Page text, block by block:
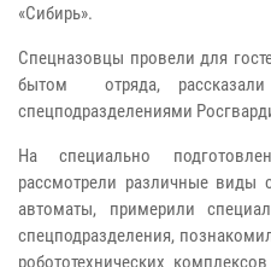
«Сибирь».
Спецназовцы провели для
бытом отряда,
спецподразделениями
На специально
рассмотрели различные виды
автоматы, примерили
спецподразделения,
робототехнических